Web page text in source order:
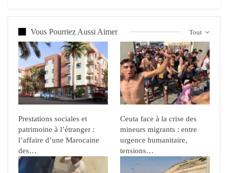
Tout
Vous Pourriez Aussi Aimer
Prestations sociales et
patrimoine à l’étranger :
l’affaire d’une Marocaine
des…
Ceuta face à la crise des
mineurs migrants : entre
urgence humanitaire,
tensions…